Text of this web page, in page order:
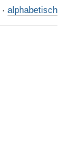
· alphabetisch